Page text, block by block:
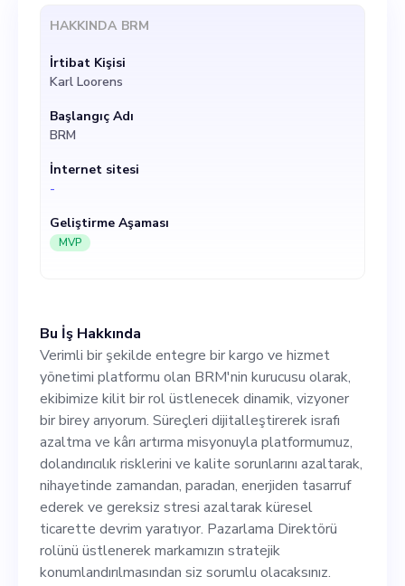
kilit bir rol üstlenecek
dinamik, vizyoner bir birey
arıyorum. Süreçleri
dijitalleştirerek israfı
azaltma ve kârı artırma
misyonuyla platformumuz,
dolandırıcılık risklerini ve
kalite sorunlarını azaltarak,
ederek ve gereksiz stresi
azaltarak küresel ticarette
devrim yaratıyor. Pazarlama
Direktörü rolünü üstlenerek
markamızın stratejik
konumlandırılmasından siz
sorumlu olacaksınız.
Pazarlama girişimlerimize
Bu İş Hakkında
Verimli bir şekilde entegre bir kargo ve hizmet
yönetimi platformu olan BRM'nin kurucusu olarak,
ekibimize kilit bir rol üstlenecek dinamik, vizyoner
bir birey arıyorum. Süreçleri dijitalleştirerek israfı
azaltma ve kârı artırma misyonuyla platformumuz,
dolandırıcılık risklerini ve kalite sorunlarını azaltarak,
nihayetinde zamandan, paradan, enerjiden tasarruf
ederek ve gereksiz stresi azaltarak küresel
ticarette devrim yaratıyor. Pazarlama Direktörü
rolünü üstlenerek markamızın stratejik
konumlandırılmasından siz sorumlu olacaksınız.
HAKKINDA BRM
İrtibat Kişisi
Karl Loorens
Başlangıç Adı
BRM
İnternet sitesi
-
Geliştirme Aşaması
MVP